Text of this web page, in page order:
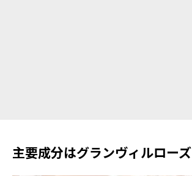
主要成分はグランヴィルローズ